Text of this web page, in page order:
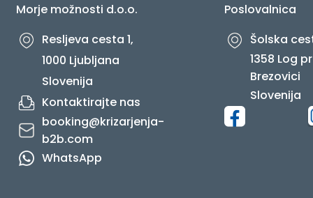
Morje možnosti d.o.o.
Resljeva cesta 1,
1000 Ljubljana
Slovenija
Kontaktirajte nas
booking@krizarjenja-
b2b.com
WhatsApp
Poslovalnica
Šolska
1358 Log
Brezovici
Slovenija